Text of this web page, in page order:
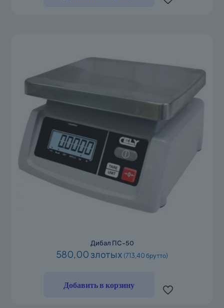
Дибал ПС-50
580,00 злотых (713,40 брутто)
Добавить в корзину